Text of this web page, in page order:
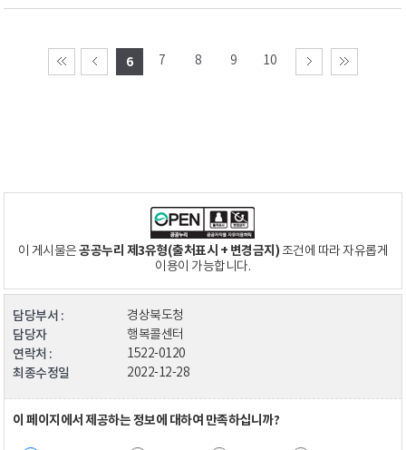
6 7 8 9 10
이 게시물은공공누리 제3유형(출처표시 + 변경금지)조건에 따라 자유롭게
이용이 가능합니다.
담당부서 : 경상북도청
담당자 행복콜센터
연락처 : 1522-0120
최종수정일 2022-12-28
이 페이지에서 제공하는 정보에 대하여 만족하십니까?